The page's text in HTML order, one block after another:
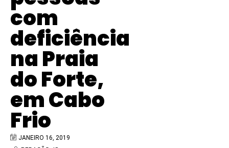
com
deficiência
na Praia
do Forte,
em Cabo
Frio
JANEIRO 16, 2019